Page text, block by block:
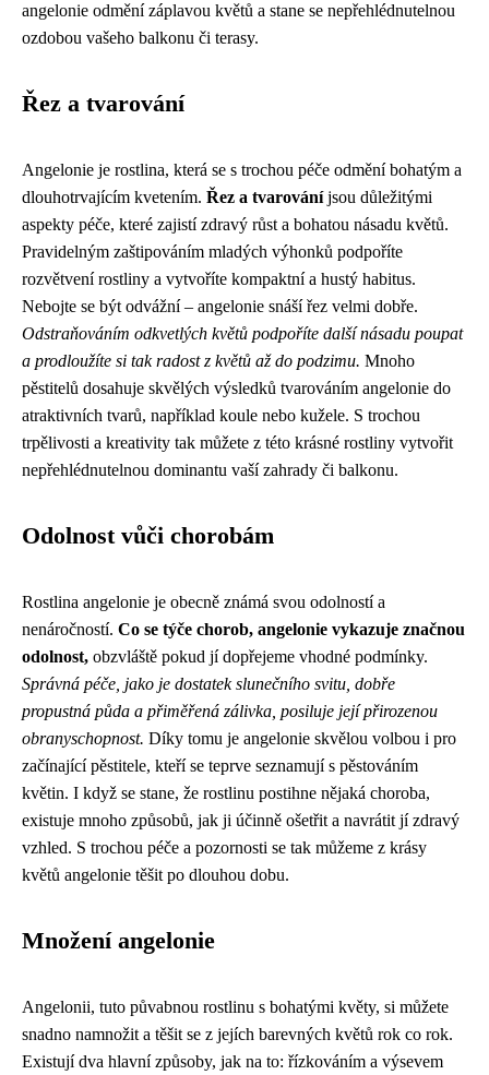
angelonie odmění záplavou květů a stane se nepřehlédnutelnou
ozdobou vašeho balkonu či terasy.
Řez a tvarování
Angelonie je rostlina, která se s trochou péče odmění bohatým a
dlouhotrvajícím kvetením. Řez a tvarováníjsou důležitými
aspekty péče, které zajistí zdravý růst a bohatou násadu květů.
Pravidelným zaštipováním mladých výhonků podpoříte
rozvětvení rostliny a vytvoříte kompaktní a hustý habitus.
Nebojte se být odvážní – angelonie snáší řez velmi dobře.
Odstraňováním odkvetlých květů podpoříte další násadu poupat
a prodloužíte si tak radost z květů až do podzimu. Mnoho
pěstitelů dosahuje skvělých výsledků tvarováním angelonie do
atraktivních tvarů, například koule nebo kužele. S trochou
trpělivosti a kreativity tak můžete z této krásné rostliny vytvořit
nepřehlédnutelnou dominantu vaší zahrady či balkonu.
Odolnost vůči chorobám
Rostlina angelonie je obecně známá svou odolností a
nenáročností. Co se týče chorob, angelonie vykazuje značnou
odolnost, obzvláště pokud jí dopřejeme vhodné podmínky.
Správná péče, jako je dostatek slunečního svitu, dobře
propustná půda a přiměřená zálivka, posiluje její přirozenou
obranyschopnost. Díky tomu je angelonie skvělou volbou i pro
začínající pěstitele, kteří se teprve seznamují s pěstováním
květin. I když se stane, že rostlinu postihne nějaká choroba,
existuje mnoho způsobů, jak ji účinně ošetřit a navrátit jí zdravý
vzhled. S trochou péče a pozornosti se tak můžeme z krásy
květů angelonie těšit po dlouhou dobu.
Množení angelonie
Angelonii, tuto půvabnou rostlinu s bohatými květy, si můžete
snadno namnožit a těšit se z jejích barevných květů rok co rok.
Existují dva hlavní způsoby, jak na to: řízkováním a výsevem